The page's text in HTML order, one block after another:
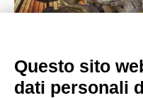
Prezzo totale
Questo sito
dati personali